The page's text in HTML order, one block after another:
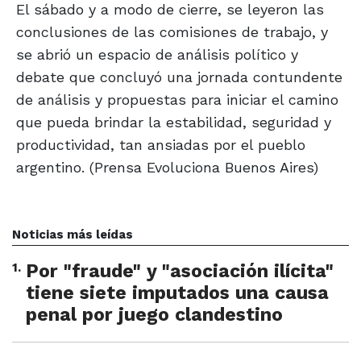
El sábado y a modo de cierre, se leyeron las
conclusiones de las comisiones de trabajo, y
se abrió un espacio de análisis político y
debate que concluyó una jornada contundente
de análisis y propuestas para iniciar el camino
que pueda brindar la estabilidad, seguridad y
productividad, tan ansiadas por el pueblo
argentino. (Prensa Evoluciona Buenos Aires)
Noticias más leídas
1. Por "fraude" y "asociación ilícita"
tiene siete imputados una causa
penal por juego clandestino